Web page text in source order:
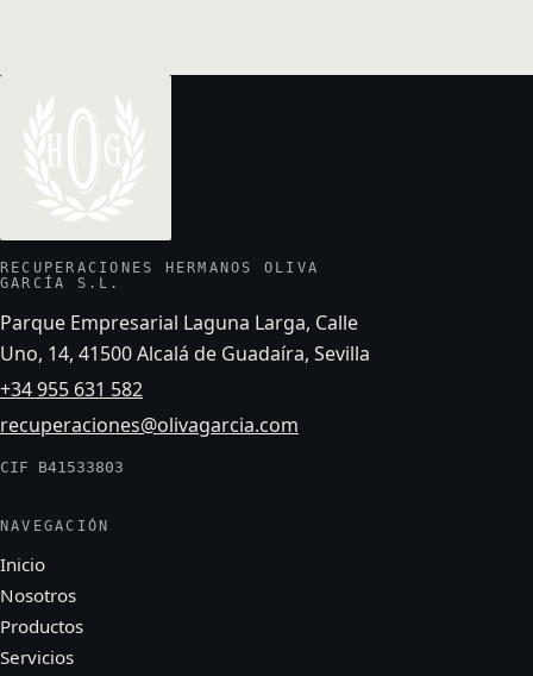
RECUPERACIONES HERMANOS OLIVA
GARCÍA S.L.
Parque Empresarial Laguna Larga, Calle
Uno, 14, 41500 Alcalá de Guadaíra, Sevilla
+34 955 631 582
recuperaciones@olivagarcia.com
CIF B41533803
NAVEGACIÓN
Inicio
Nosotros
Productos
Servicios